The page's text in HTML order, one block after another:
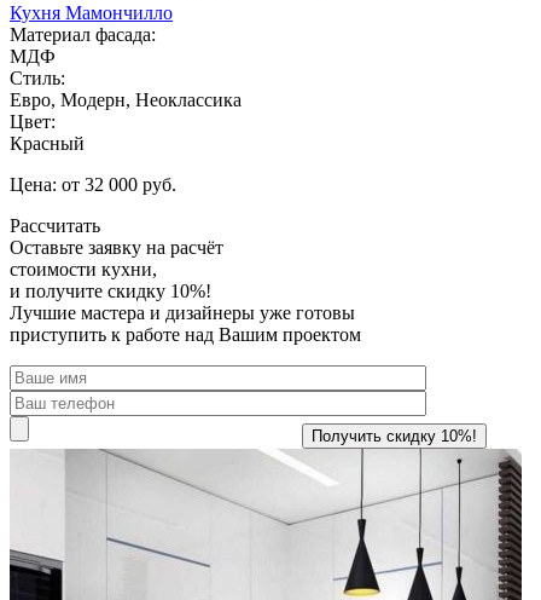
Кухня Мамончилло
Материал фасада:
МДФ
Стиль:
Евро, Модерн, Неоклассика
Цвет:
Красный
Цена: от 32 000 руб.
Рассчитать
Оставьте заявку на расчёт
стоимости кухни,
и получите скидку 10%!
Лучшие мастера и дизайнеры уже готовы
приступить к работе над Вашим проектом